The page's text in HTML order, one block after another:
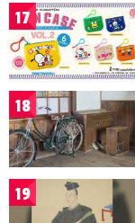
17
18
19